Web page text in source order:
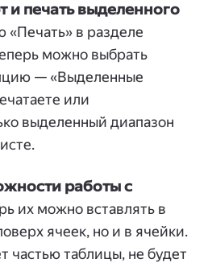
и печать выделенного
«Печать» в разделе
можно выбрать
— «Выделенные
или
выделенный диапазон
работы с
их можно вставлять в
ячеек, но и в ячейки.
частью таблицы, не будет